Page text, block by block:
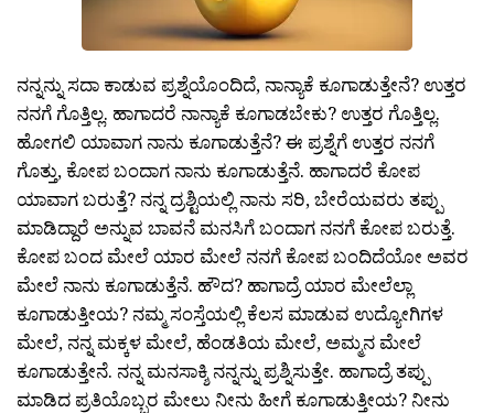
ನನ್ನನ್ನು ಸದಾ ಕಾಡುವ ಪ್ರಶ್ನೆಯೊಂದಿದೆ, ನಾನ್ಯಾಕೆ ಕೂಗಾಡುತ್ತೇನೆ? ಉತ್ತರ
ನನಗೆ ಗೊತ್ತಿಲ್ಲ. ಹಾಗಾದರೆ ನಾನ್ಯಾಕೆ ಕೂಗಾಡಬೇಕು? ಉತ್ತರ ಗೊತ್ತಿಲ್ಲ.
ಹೋಗಲಿ ಯಾವಾಗ ನಾನು ಕೂಗಾಡುತ್ತೆನೆ? ಈ ಪ್ರಶ್ನೆಗೆ ಉತ್ತರ ನನಗೆ
ಗೊತ್ತು, ಕೋಪ ಬಂದಾಗ ನಾನು ಕೂಗಾಡುತ್ತೆನೆ. ಹಾಗಾದರೆ ಕೋಪ
ಯಾವಾಗ ಬರುತ್ತೆ? ನನ್ನ ದ್ರಶ್ಟಿಯಲ್ಲಿ ನಾನು ಸರಿ, ಬೇರೆಯವರು ತಪ್ಪು
ಮಾಡಿದ್ದಾರೆ ಅನ್ನುವ ಬಾವನೆ ಮನಸಿಗೆ ಬಂದಾಗ ನನಗೆ ಕೋಪ ಬರುತ್ತೆ.
ಕೋಪ ಬಂದ ಮೇಲೆ ಯಾರ ಮೇಲೆ ನನಗೆ ಕೋಪ ಬಂದಿದೆಯೋ ಅವರ
ಮೇಲೆ ನಾನು ಕೂಗಾಡುತ್ತೆನೆ. ಹೌದ? ಹಾಗಾದ್ರೆ ಯಾರ ಮೇಲೆಲ್ಲಾ
ಕೂಗಾಡುತ್ತೀಯ? ನಮ್ಮ ಸಂಸ್ತೆಯಲ್ಲಿ ಕೆಲಸ ಮಾಡುವ ಉದ್ಯೋಗಿಗಳ
ಮೇಲೆ, ನನ್ನ ಮಕ್ಕಳ ಮೇಲೆ, ಹೆಂಡತಿಯ ಮೇಲೆ, ಅಮ್ಮನ ಮೇಲೆ
ಕೂಗಾಡುತ್ತೇನೆ. ನನ್ನ ಮನಸಾಕ್ಶಿ ನನ್ನನ್ನು ಪ್ರಶ್ನಿಸುತ್ತೇ. ಹಾಗಾದ್ರೆ ತಪ್ಪು
ಮಾಡಿದ ಪ್ರತಿಯೊಬ್ಬರ ಮೇಲು ನೀನು ಹೀಗೆ ಕೂಗಾಡುತ್ತೀಯ? ನೀನು